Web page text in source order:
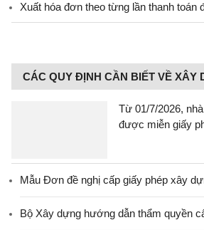
Xuất hóa đơn theo từng lần thanh toán
CÁC QUY ĐỊNH CẦN BIẾT VỀ XÂY
Từ 01/7/2026,
được miễn giấy
Mẫu Đơn đề nghị cấp giấy phép xây
Bộ Xây dựng hướng dẫn thẩm quyền